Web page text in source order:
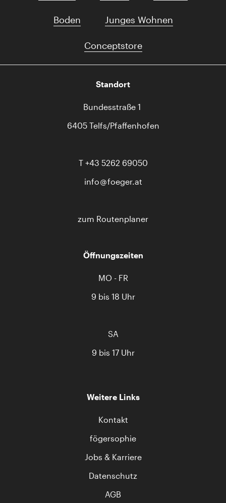
Boden Junges Wohnen
Conceptstore
Standort
Bundesstraße 1
6405 Telfs/Pfaffenhofen
T +43 5262 69050
info
foeger.at
zum Routenplaner
Öffnungszeiten
MO - FR
9 bis 18 Uhr
SA
9 bis 17 Uhr
Weitere Links
Kontakt
fögersophie
Jobs & Karriere
Datenschutz
AGB